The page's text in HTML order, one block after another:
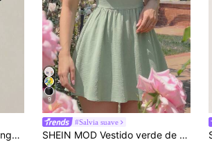
SHEIN ICON Vestido de manga corta con cuello asimétrico a rayas negras & grises para mujer de talla grande
9
#Salvia suave
SHEIN MOD Vestido verde de manga abullonada talla grande, vestido con volantes florales y decoración de mariposa, vestido romántico pastoril, vestido corto casual de vacaciones